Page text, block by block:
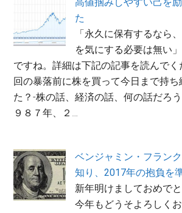
た
「永久に保有するなら
を気にする必要は無い
ですね。詳細は下記の記事を読んでく
回の暴落前に株を買って今日まで持ち
た？-株の話、経済の話、何の話だろ
９８７年、２…
ベンジャミン・フラン
知り、2017年の抱負を
新年明けましておめで
今年もどうそよろしく